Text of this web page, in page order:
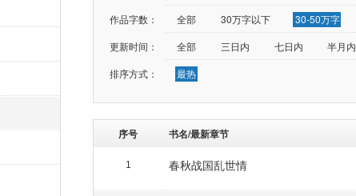
作品字数：
全部 30万字以下 30-50万字
更新时间：
全部 三日内 七日内 半月内
排序方式：
最热
序号 书名/最新章节
1 春秋战国乱世情